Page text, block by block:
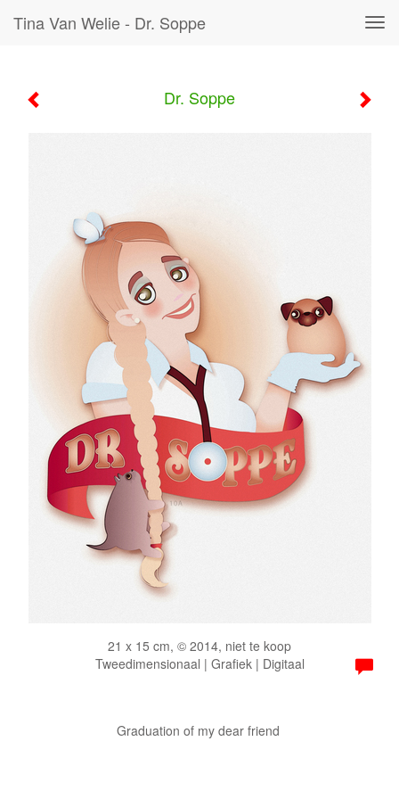
Tina Van Welie - Dr. Soppe
Dr. Soppe
21 x 15 cm, © 2014, niet te koop
Tweedimensionaal | Grafiek | Digitaal
Graduation of my dear friend